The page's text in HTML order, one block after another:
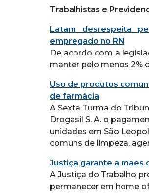
Trabalhistas e
Latam desrespeita
empregado no RN
De acordo com a
manter pelo menos 2%
Uso de produtos
de farmácia
A Sexta Turma do
Drogasil S. A. o
unidades em São
comuns de limpeza,
Justiça garante a
A Justiça do Trabalho
permanecer em home